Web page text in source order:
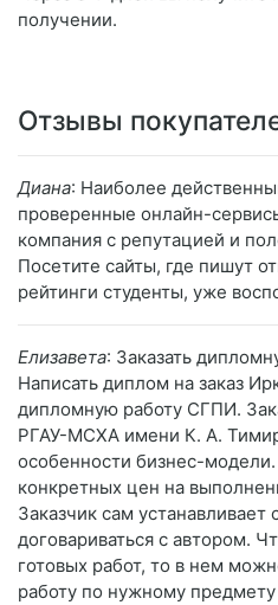
получении.
Отзывы
Диана: Наиболее
проверенные онлайн-
компания с репутацией и
Посетите сайты, где пишут
рейтинги студенты, уже
Елизавета: Заказать
Написать диплом на заказ
дипломную работу СГПИ.
РГАУ-МСХА имени К. А.
особенности бизнес-
конкретных цен на
Заказчик сам
договариваться с автором.
готовых работ, то в нем
работу по нужному